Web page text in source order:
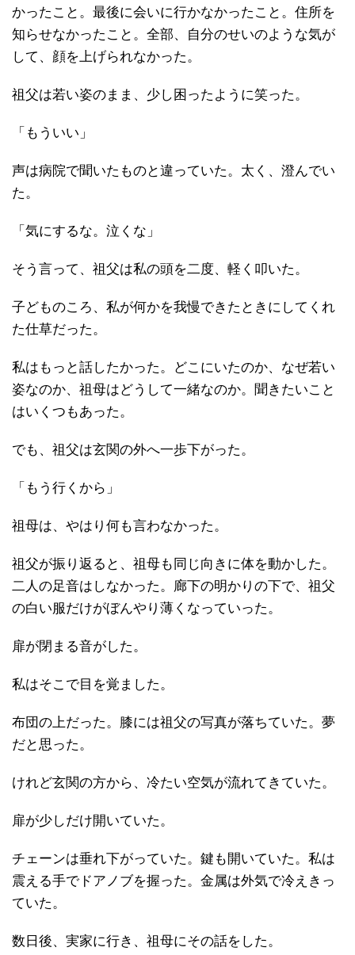
かったこと。最後に会いに行かなかったこと。住所を
知らせなかったこと。全部、自分のせいのような気が
して、顔を上げられなかった。
祖父は若い姿のまま、少し困ったように笑った。
「もういい」
声は病院で聞いたものと違っていた。太く、澄んでい
た。
「気にするな。泣くな」
そう言って、祖父は私の頭を二度、軽く叩いた。
子どものころ、私が何かを我慢できたときにしてくれ
た仕草だった。
私はもっと話したかった。どこにいたのか、なぜ若い
姿なのか、祖母はどうして一緒なのか。聞きたいこと
はいくつもあった。
でも、祖父は玄関の外へ一歩下がった。
「もう行くから」
祖母は、やはり何も言わなかった。
祖父が振り返ると、祖母も同じ向きに体を動かした。
二人の足音はしなかった。廊下の明かりの下で、祖父
の白い服だけがぼんやり薄くなっていった。
扉が閉まる音がした。
私はそこで目を覚ました。
布団の上だった。膝には祖父の写真が落ちていた。夢
だと思った。
けれど玄関の方から、冷たい空気が流れてきていた。
扉が少しだけ開いていた。
チェーンは垂れ下がっていた。鍵も開いていた。私は
震える手でドアノブを握った。金属は外気で冷えきっ
ていた。
数日後、実家に行き、祖母にその話をした。